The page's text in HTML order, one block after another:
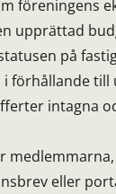
föreningens
upprättad
på
i förhållande till
intagna
eller